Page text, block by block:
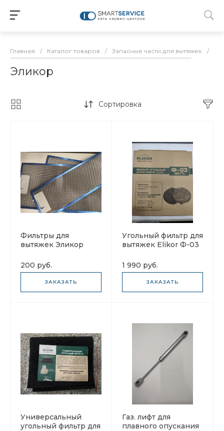
Главная / Каталог товаров / Запасные части для вытяжек /
Эликор
Сортировка
Фильтры для
вытяжек Эликор
200 руб.
ЗАКАЗАТЬ
Угольный фильтр для
вытяжек Elikor Ф-03
1 990 руб.
ЗАКАЗАТЬ
Универсальный
угольный фильтр для
Газ. лифт для
плавного опускания